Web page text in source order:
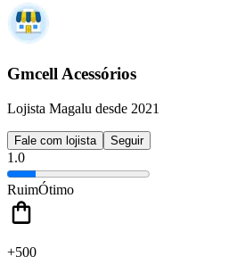
Gmcell Acessórios
Lojista Magalu desde 2021
Fale com lojista Seguir
1.0
RuimÓtimo
+500